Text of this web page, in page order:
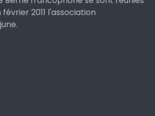
2011 l'association